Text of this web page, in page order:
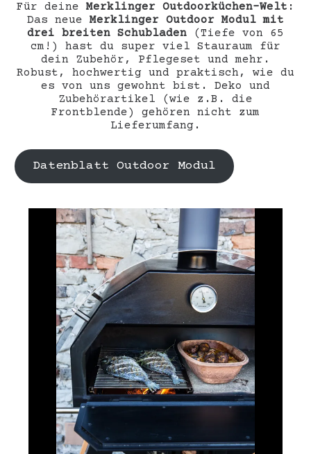
Für deine Merklinger Outdoorküchen-Welt :
Das neue Merklinger Outdoor Modul mit
drei breiten Schubladen (Tiefe von 65
cm!) hast du super viel Stauraum für
dein Zubehör, Pflegeset und mehr.
Robust, hochwertig und praktisch, wie du
es von uns gewohnt bist. Deko und
Zubehörartikel (wie z.B. die
Frontblende) gehören nicht zum
Lieferumfang.
Datenblatt Outdoor Modul